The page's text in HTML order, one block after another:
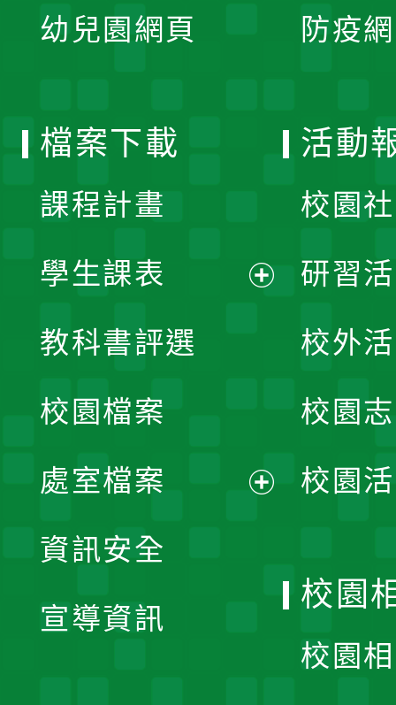
幼兒園網頁 防疫
檔案下載
課程計畫
學生課表
單
教科書評選
校園檔案
處室檔案
資訊安全
宣導資訊
活動
校園
研習
校外
校園
校園
校園
校園